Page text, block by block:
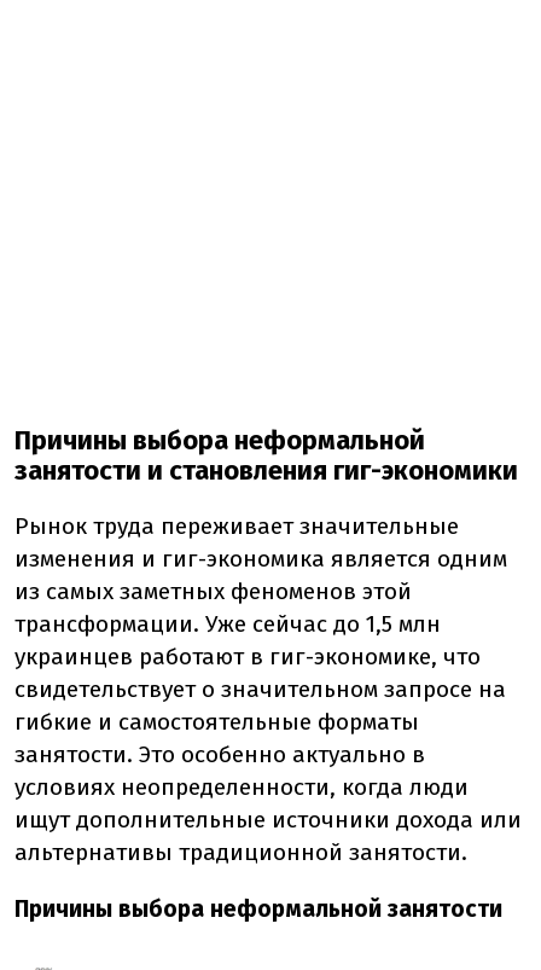
Причины выбора неформальной
занятости и становления гиг-экономики
Рынок труда переживает значительные
изменения и гиг-экономика является одним
из самых заметных феноменов этой
трансформации. Уже сейчас до 1,5 млн
украинцев работают в гиг-экономике, что
свидетельствует о значительном запросе на
гибкие и самостоятельные форматы
занятости. Это особенно актуально в
условиях неопределенности, когда люди
ищут дополнительные источники дохода или
альтернативы традиционной занятости.
Причины выбора неформальной занятости